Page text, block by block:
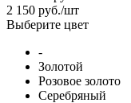
2 150 руб./шт
Выберите цвет
-
Золотой
Розовое золото
Серебряный